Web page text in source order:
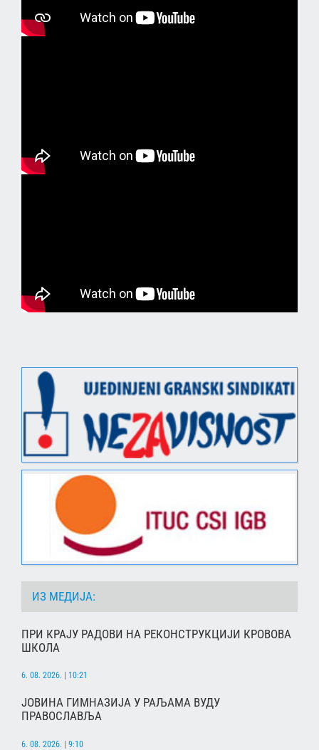
ИЗ МЕДИЈА:
ПРИ КРАЈУ РАДОВИ НА РЕКОНСТРУКЦИЈИ КРОВОВА
ШКОЛА
6. 08. 2026. | 10:21
ЈОВИНА ГИМНАЗИЈА У РАЉАМА ВУДУ
ПРАВОСЛАВЉА
6. 08. 2026. | 9:10